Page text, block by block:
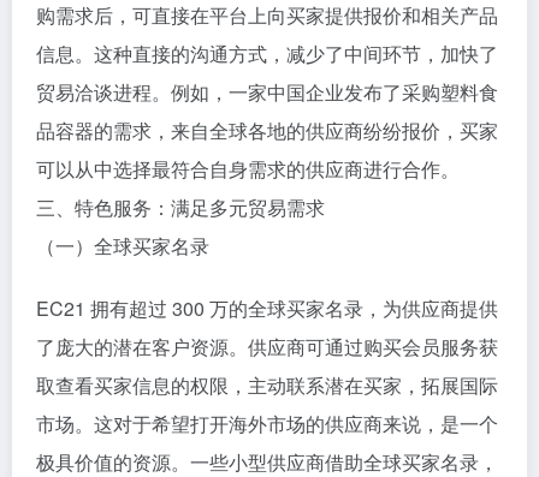
购需求后，可直接在平台上向买家提供报价和相关产品
信息。这种直接的沟通方式，减少了中间环节，加快了
贸易洽谈进程。例如，一家中国企业发布了采购塑料食
品容器的需求，来自全球各地的供应商纷纷报价，买家
可以从中选择最符合自身需求的供应商进行合作。
三、特色服务：满足多元贸易需求
（一）全球买家名录
EC21 拥有超过 300 万的全球买家名录，为供应商提供
了庞大的潜在客户资源。供应商可通过购买会员服务获
取查看买家信息的权限，主动联系潜在买家，拓展国际
市场。这对于希望打开海外市场的供应商来说，是一个
极具价值的资源。一些小型供应商借助全球买家名录，